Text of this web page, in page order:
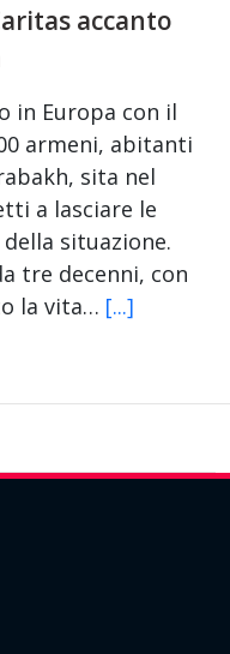
accanto
in Europa con il
armeni, abitanti
sita nel
a lasciare le
situazione.
tre decenni, con
la vita… [...]